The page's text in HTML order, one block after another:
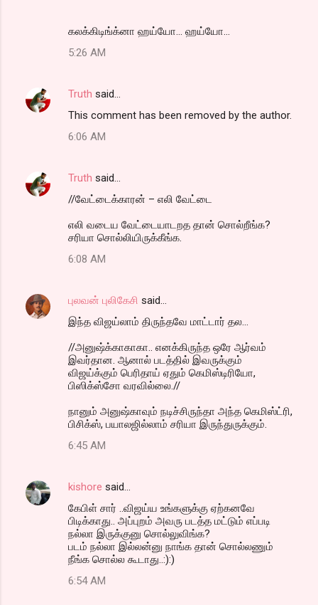
கலக்கிடிங்க்னா ஹய்யோ... ஹய்யோ...
5:26 AM
Truth said…
This comment has been removed by the author.
6:06 AM
Truth said…
//வேட்டைக்காரன் – எலி வேட்டை
எலி வடைய வேட்டையாடறத தான் சொல்றீங்க?
சரியா சொல்லியிருக்கீங்க.
6:08 AM
புலவன் புலிகேசி said…
இந்த விஜய்லாம் திருந்தவே மாட்டார் தல...
//அனுஷ்க்காகாகா.. எனக்கிருந்த ஒரே ஆர்வம்
இவர்தான. ஆனால் படத்தில் இவருக்கும்
விஜய்க்கும் பெரிதாய் ஏதும் கெமிஸ்டிரியோ,
பிஸிக்ஸ்சோ வரவில்லை.//
நானும் அனுஷ்காவும் நடிச்சிருந்தா அந்த கெமிஸ்ட்ரி,
பிசிக்ஸ், பயாலஜில்லாம் சரியா இருந்துருக்கும்.
6:45 AM
kishore said…
கேபிள் சார் ..விஜய்ய உங்களுக்கு ஏற்கனவே
பிடிக்காது.. அப்புறம் அவரு படத்த மட்டும் எப்படி
நல்லா இருக்குனு சொல்லுவிங்க?
படம் நல்லா இல்லன்னு நாங்க தான் சொல்லணும்
நீங்க சொல்ல கூடாது..:):)
6:54 AM